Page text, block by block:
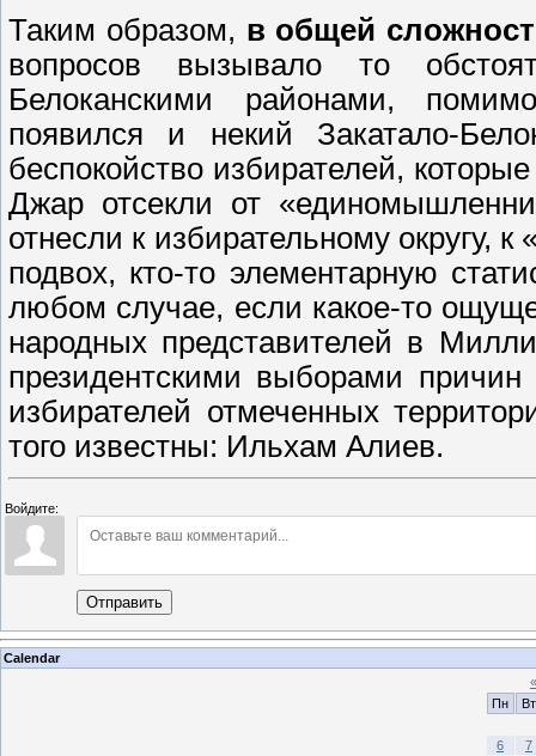
Таким образом, в общей
вопросов вызывало то
Белоканскими районами,
появился и некий Закатало-
беспокойство избирателей,
Джар отсекли от
отнесли к избирательному округу,
подвох, кто-то элементарную
любом случае, если какое-то
народных представителей в
президентскими выборами
избирателей отмеченных
того известны: Ильхам Алиев.
Войдите:
Отправить
Calendar
«
Пн
Вт
6 7